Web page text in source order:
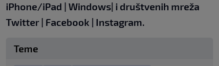
iPhone/iPad | Windows| i društvenih mreža
Twitter | Facebook | Instagram.
Teme